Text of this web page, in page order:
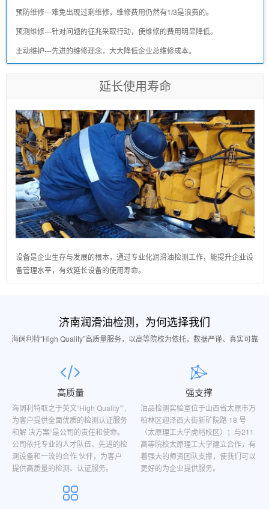
预防维修---难免出现过剩维修，维修费用仍然有1/3是浪费的。
预测维修---针对问题的征兆采取行动，使维修的费用明显降低。
主动维护---先进的维修理念，大大降低企业总维修成本。
延长使用寿命
设备是企业生存与发展的根本，通过专业化润滑油检测工作，能提升企业设
备管理水平，有效延长设备的使用寿命。
济南润滑油检测，为何选择我们
海阔利特“High Quality”高质量服务，以高等院校为依托，数据严谨、真实可靠
高质量
海阔利特取之于英文“High Quality””,
为客户提供全面优质的检测认证服务
和解 决方案”是公司的责任和使命。
公司依托专业的人才队伍、先进的检
测设备和一流的合作 伙伴，为客户
提供高质量的检测、认证服务。
强支撑
油品检测实验室位于山西省太原市万
柏林区迎泽西大街新矿院路 18 号
（太原理工大学虎峪校区）；与211
高等院校太原理工大学建立合作，有
着强大的师资团队支撑，使我们可以
更好的为企业提供服务。